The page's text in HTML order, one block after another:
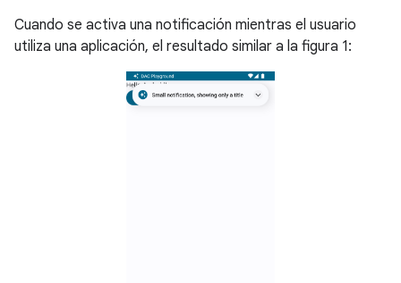
Cuando se activa una notificación mientras el usuario
utiliza una aplicación, el resultado similar a la figura 1: